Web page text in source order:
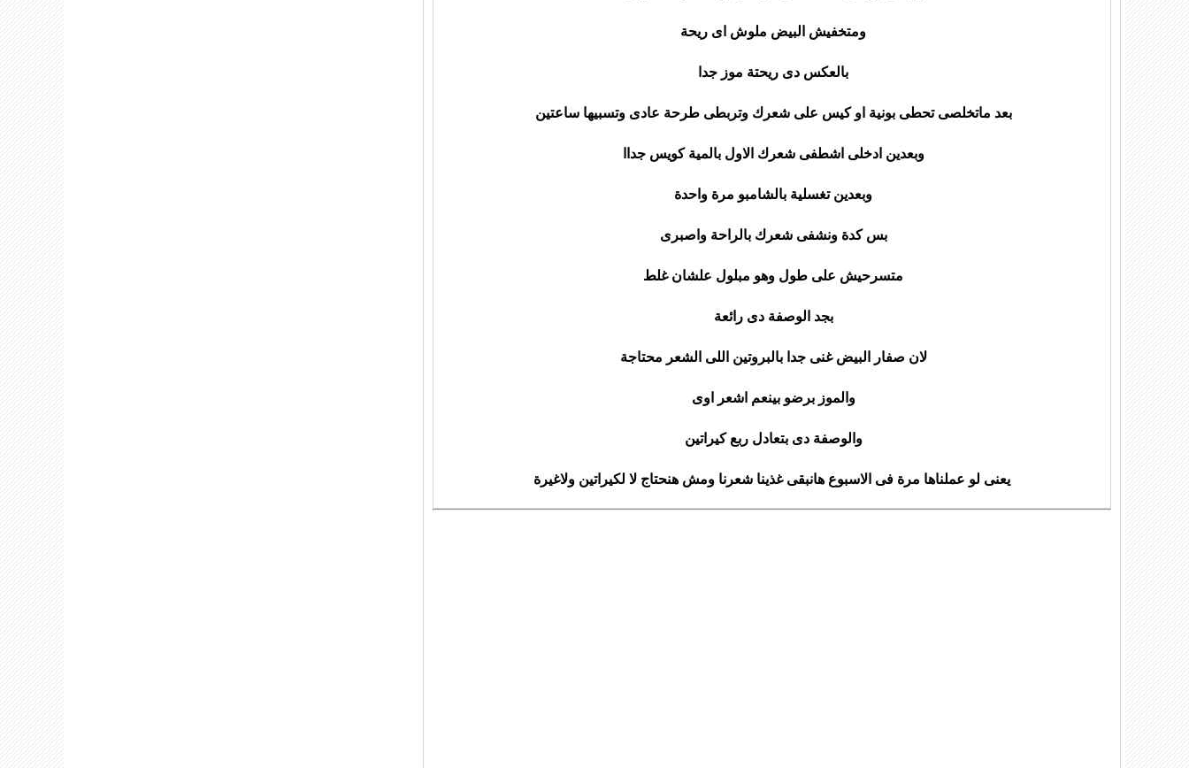
ومتخفيش البيض ملوش اى ريحة
بالعكس دى ريحتة موز جدا
بعد ماتخلصى تحطى بونية او كيس على شعرك وتربطى طرحة عادى وتسبيها ساعتين
وبعدين ادخلى اشطفى شعرك الاول بالمية كويس جداا
وبعدين تغسلية بالشامبو مرة واحدة
بس كدة ونشفى شعرك بالراحة واصبرى
متسرحيش على طول وهو مبلول علشان غلط
بجد الوصفة دى رائعة
لان صفار البيض غنى جدا بالبروتين اللى الشعر محتاجة
والموز برضو بينعم اشعر اوى
والوصفة دى بتعادل ربع كيراتين
يعنى لو عملناها مرة فى الاسبوع هانبقى غذينا شعرنا ومش هنحتاج لا لكيراتين ولاغيرة